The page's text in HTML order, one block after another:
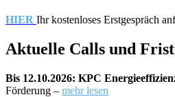
HIER Ihr kostenloses Erstgespräch
Aktuelle Calls und
Bis 12.10.2026: KPC
Förderung – mehr lesen